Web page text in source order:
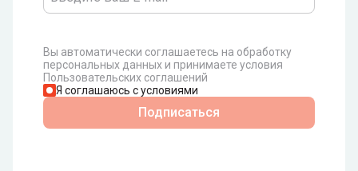
Вы автоматически соглашаетесь на обработку
персональных данных и принимаете условия
Пользовательских соглашений
Я соглашаюсь с условиями
Подписаться